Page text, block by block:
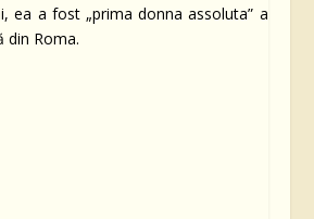
ea a fost „prima donna assoluta” a
din Roma.